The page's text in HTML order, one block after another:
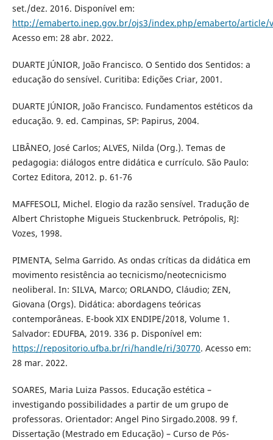
set./dez. 2016. Disponível em:
http://emaberto.inep.gov.br/ojs3/index.php/emaberto/article/
Acesso em: 28 abr. 2022.
DUARTE JÚNIOR, João Francisco. O Sentido dos Sentidos: a
educação do sensível. Curitiba: Edições Criar, 2001.
DUARTE JÚNIOR, João Francisco. Fundamentos estéticos da
educação. 9. ed. Campinas, SP: Papirus, 2004.
LIBÂNEO, José Carlos; ALVES, Nilda (Org.). Temas de
pedagogia: diálogos entre didática e currículo. São Paulo:
Cortez Editora, 2012. p. 61-76
MAFFESOLI, Michel. Elogio da razão sensível. Tradução de
Albert Christophe Migueis Stuckenbruck. Petrópolis, RJ:
Vozes, 1998.
PIMENTA, Selma Garrido. As ondas críticas da didática em
movimento resistência ao tecnicismo/neotecnicismo
neoliberal. In: SILVA, Marco; ORLANDO, Cláudio; ZEN,
Giovana (Orgs). Didática: abordagens teóricas
contemporâneas. E-book XIX ENDIPE/2018, Volume 1.
Salvador: EDUFBA, 2019. 336 p. Disponível em:
https://repositorio.ufba.br/ri/handle/ri/30770. Acesso em:
28 mar. 2022.
SOARES, Maria Luiza Passos. Educação estética –
investigando possibilidades a partir de um grupo de
professoras. Orientador: Angel Pino Sirgado.2008. 99 f.
Dissertação (Mestrado em Educação) – Curso de Pós-